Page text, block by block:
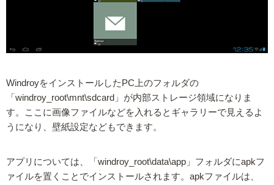
WindroyをインストールしたPC上のフォルダの
「windroy_root\mnt\sdcard」が内部ストレージ領域になりま
す。ここに画像ファイルなどを入れるとギャラリーで見えるよ
うになり、壁紙設定などもできます。
アプリについては、「windroy_root\data\app」フォルダにapkフ
ァイルを置くことでインストールされます。apkファイルは、